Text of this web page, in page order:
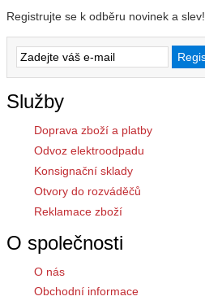
Registrujte se k odběru novinek a slev!
Služby
Doprava zboží a platby
Odvoz elektroodpadu
Konsignační sklady
Otvory do rozváděčů
Reklamace zboží
O společnosti
O nás
Obchodní informace